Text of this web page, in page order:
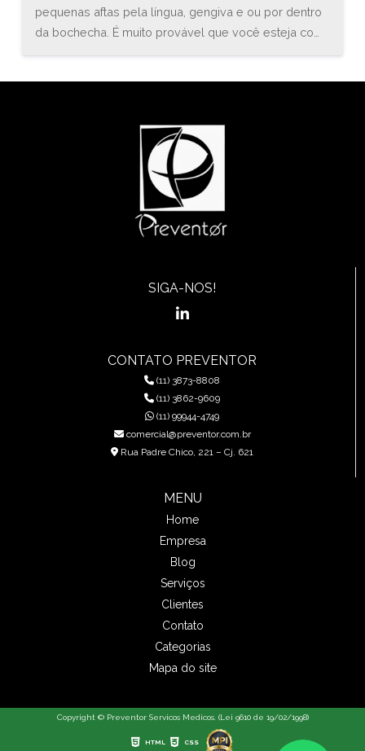
pequenas aftas pela língua, gengiva e ou por dentro
da bochecha. É muito provável que você esteja com
estruturas da cavidade oral (boca) e orofaringe, que
pode envolver a região das bochechas, gengivas,
língua, lábios, garganta, ou assoalho da boca.”
SIGA-NOS!
CONTATO PREVENTOR
(11) 3873-8808
(11) 3862-9609
(11) 99944-4749
comercial@preventor.com.br
Rua Padre Chico, 221 – Cj. 621
MENU
Home
Empresa
Blog
Serviços
Clientes
Contato
Categorias
Mapa do site
Copyright © Preventor Servicos Medicos. (Lei 9610 de 19/02/1998)
HTML CSS